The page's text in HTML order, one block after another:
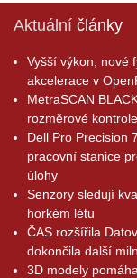
Aktuální články
Vyšší výkon, nové
akcelerace v
MetraSCAN
rozměrové
Dell Pro Precision
pracovní stanice
úlohy
Senzory sledují
horkém létu
ČAS rozšířila
dokončila další
3D modely